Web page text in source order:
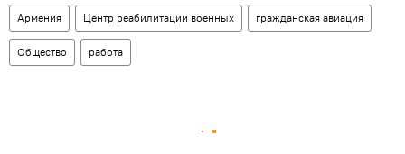
Армения Центр реабилитации военных гражданская авиация
Общество работа